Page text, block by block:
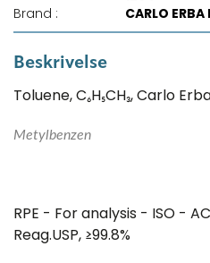
Brand :
CARLO
Beskrivelse
Toluene, C₆H₅CH₃, Carlo
Metylbenzen
RPE - For analysis - ISO -
Reag.USP, ≥99.8%